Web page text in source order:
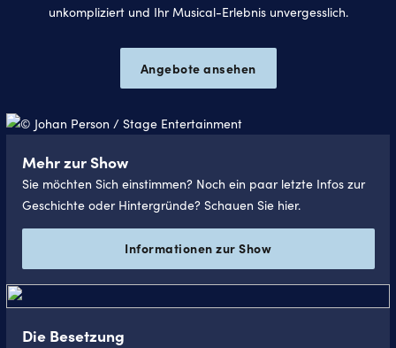
unkompliziert und Ihr Musical-Erlebnis unvergesslich.
Angebote ansehen
Mehr zur Show
Sie möchten Sich einstimmen? Noch ein paar letzte Infos zur
Geschichte oder Hintergründe? Schauen Sie hier.
Informationen zur Show
Die Besetzung